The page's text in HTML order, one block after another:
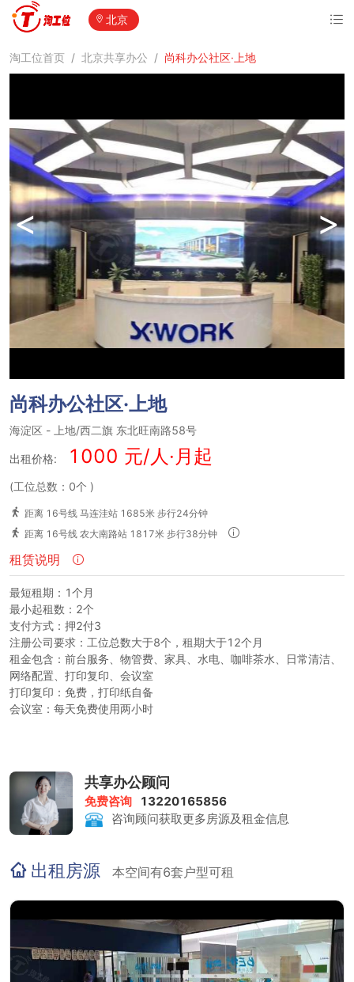
北京
淘工位首页 / 北京共享办公 / 尚科办公社区·上地
< >
尚科办公社区·上地
海淀区 - 上地/西二旗 东北旺南路58号
出租价格: 1000 元/人·月起
(工位总数：0个 )
距离 16号线 马连洼站 1685米 步行24分钟
距离 16号线 农大南路站 1817米 步行38分钟
租赁说明
最短租期：1个月
最小起租数：2个
支付方式：押2付3
注册公司要求：工位总数大于8个，租期大于12个月
租金包含：前台服务、物管费、家具、水电、咖啡茶水、日常清洁、
网络配置、打印复印、会议室
打印复印：免费，打印纸自备
会议室：每天免费使用两小时
共享办公顾问
免费咨询
13220165856
咨询顾问获取更多房源及租金信息
出租房源 本空间有6套户型可租